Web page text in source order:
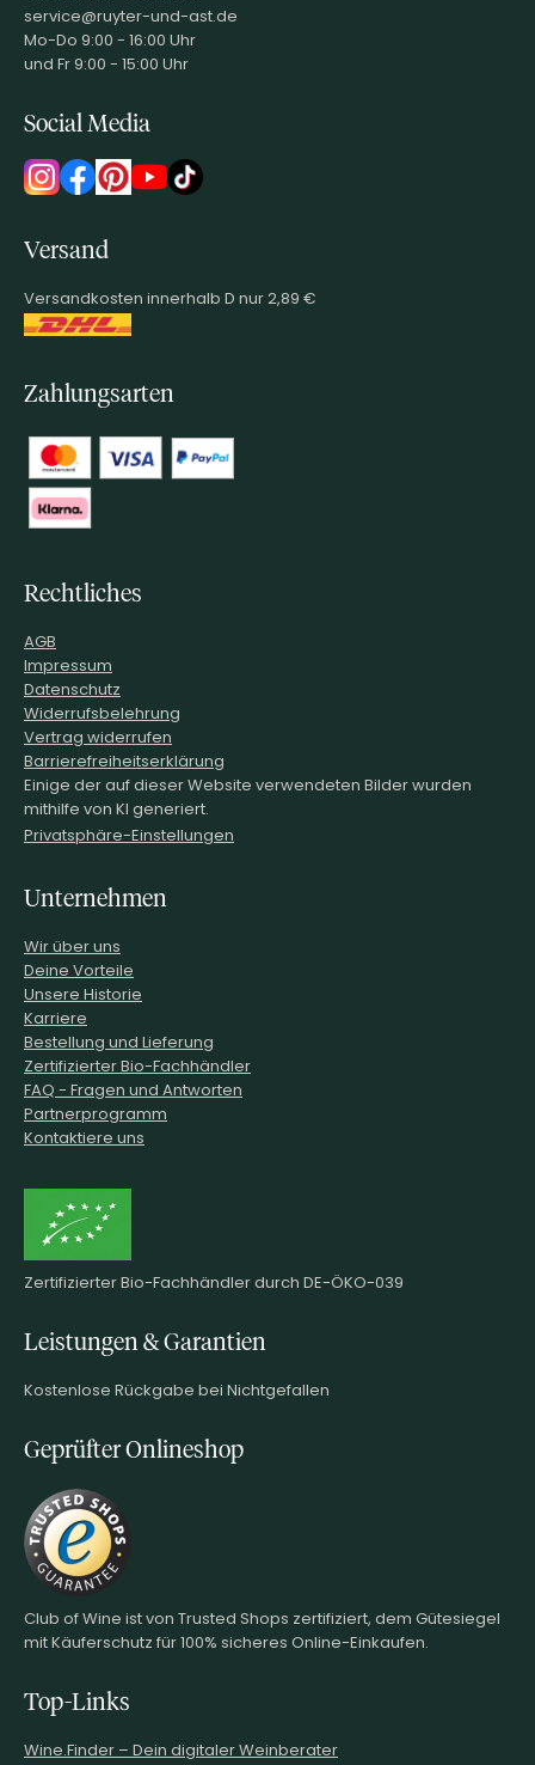
service@ruyter-und-ast.de
Mo-Do 9:00 - 16:00 Uhr
und Fr 9:00 - 15:00 Uhr
Social Media
Versand
Versandkosten innerhalb D nur 2,89 €
Zahlungsarten
Rechtliches
AGB
Impressum
Datenschutz
Widerrufsbelehrung
Vertrag widerrufen
Barrierefreiheitserklärung
Einige der auf dieser Website verwendeten Bilder wurden
mithilfe von KI generiert.
Privatsphäre-Einstellungen
Unternehmen
Wir über uns
Deine Vorteile
Unsere Historie
Karriere
Bestellung und Lieferung
Zertifizierter Bio-Fachhändler
FAQ - Fragen und Antworten
Partnerprogramm
Kontaktiere uns
Zertifizierter Bio-Fachhändler durch DE-ÖKO-039
Leistungen & Garantien
Kostenlose Rückgabe bei Nichtgefallen
Geprüfter Onlineshop
Club of Wine ist von Trusted Shops zertifiziert, dem Gütesiegel
mit Käuferschutz für 100% sicheres Online-Einkaufen.
Top-Links
Wine.Finder – Dein digitaler Weinberater